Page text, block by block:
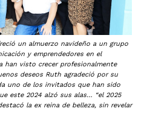
un almuerzo navideño a un grupo
y emprendedores en el
han visto crecer profesionalmente
deseos Ruth agradeció por su
uno de los invitados que han sido
este 2024 alzó sus alas… “el 2025
la ex reina de belleza, sin revelar